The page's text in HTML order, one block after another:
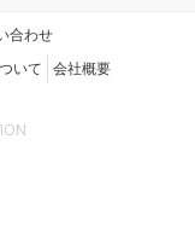
合わせ
いて 会社概要